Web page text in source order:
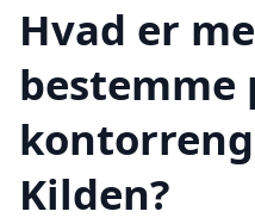
Hvad er
bestemme
Kilden?